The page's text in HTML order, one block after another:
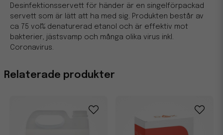
Relaterade produkter
Desinfektionsservett för händer är en singelförpackad
servett som är lätt att ha med sig. Produkten består av
ca 75 vol% denaturerad etanol och är effektiv mot
bakterier, jästsvamp och många olika virus inkl.
Coronavirus.